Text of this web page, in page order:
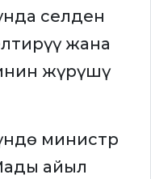
селден
жана
жүрүшү
министр
айыл